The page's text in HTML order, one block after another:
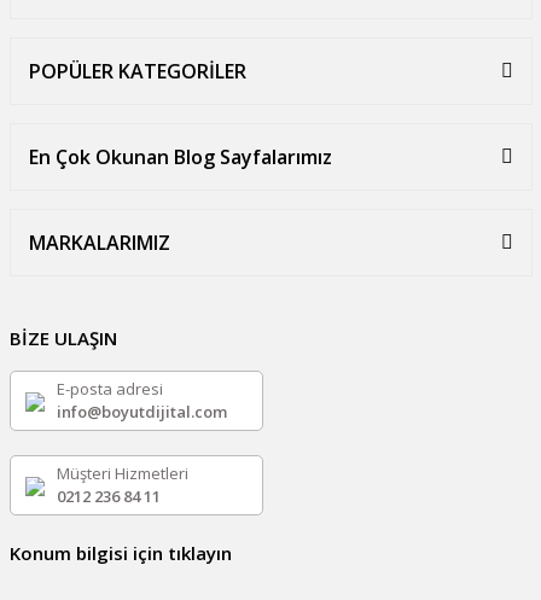
POPÜLER KATEGORİLER
En Çok Okunan Blog Sayfalarımız
MARKALARIMIZ
BİZE ULAŞIN
E-posta adresi
info@boyutdijital.com
Müşteri Hizmetleri
0212 236 84 11
Konum bilgisi için tıklayın